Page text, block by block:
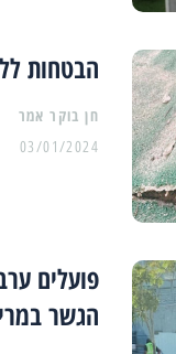
הבטחות
03/01/2024
פועלים
הגשר